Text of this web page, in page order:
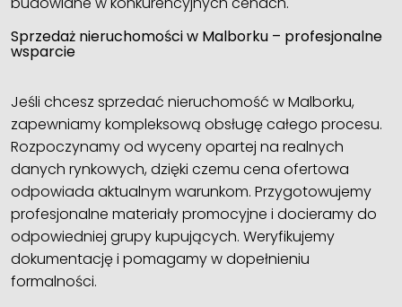
Sprzedaż nieruchomości w Malborku – profesjonalne
wsparcie
Jeśli chcesz sprzedać nieruchomość w Malborku,
zapewniamy kompleksową obsługę całego procesu.
Rozpoczynamy od wyceny opartej na realnych
danych rynkowych, dzięki czemu cena ofertowa
odpowiada aktualnym warunkom. Przygotowujemy
profesjonalne materiały promocyjne i docieramy do
odpowiedniej grupy kupujących. Weryfikujemy
dokumentację i pomagamy w dopełnieniu
formalności.